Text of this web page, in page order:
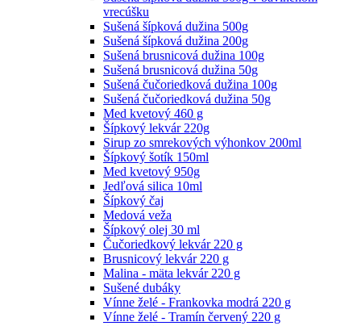
vrecúšku
Sušená šípková dužina 500g
Sušená šípková dužina 200g
Sušená brusnicová dužina 100g
Sušená brusnicová dužina 50g
Sušená čučoriedková dužina 100g
Sušená čučoriedková dužina 50g
Med kvetový 460 g
Šípkový lekvár 220g
Sirup zo smrekových výhonkov 200ml
Šípkový šotík 150ml
Med kvetový 950g
Jedľová silica 10ml
Šípkový čaj
Medová veža
Šípkový olej 30 ml
Čučoriedkový lekvár 220 g
Brusnicový lekvár 220 g
Malina - mäta lekvár 220 g
Sušené dubáky
Vínne želé - Frankovka modrá 220 g
Vínne želé - Tramín červený 220 g